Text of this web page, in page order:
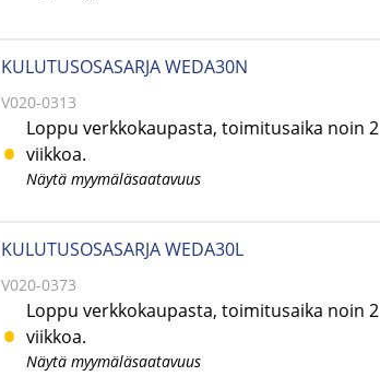
KULUTUSOSASARJA WEDA30N
V020-0313
Loppu verkkokaupasta, toimitusaika noin 2
viikkoa.
Näytä myymäläsaatavuus
KULUTUSOSASARJA WEDA30L
V020-0373
Loppu verkkokaupasta, toimitusaika noin 2
viikkoa.
Näytä myymäläsaatavuus